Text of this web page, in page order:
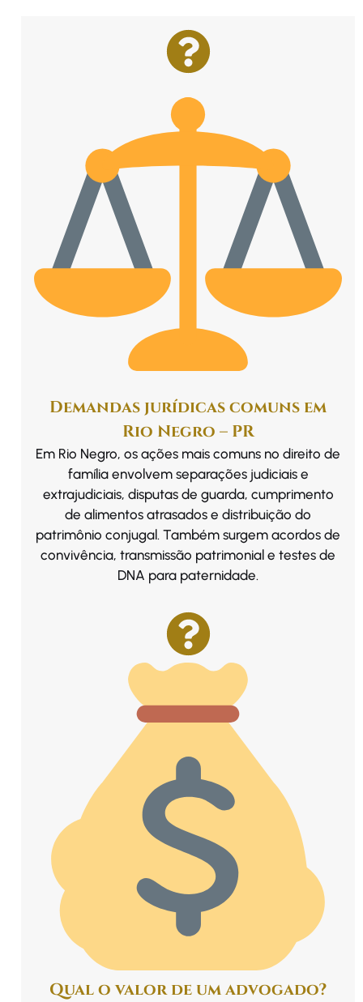
Demandas jurídicas comuns em
Rio Negro – PR
Em Rio Negro, os ações mais comuns no direito de
família envolvem separações judiciais e
extrajudiciais, disputas de guarda, cumprimento
de alimentos atrasados e distribuição do
patrimônio conjugal. Também surgem acordos de
convivência, transmissão patrimonial e testes de
DNA para paternidade.
Qual o valor de um advogado?